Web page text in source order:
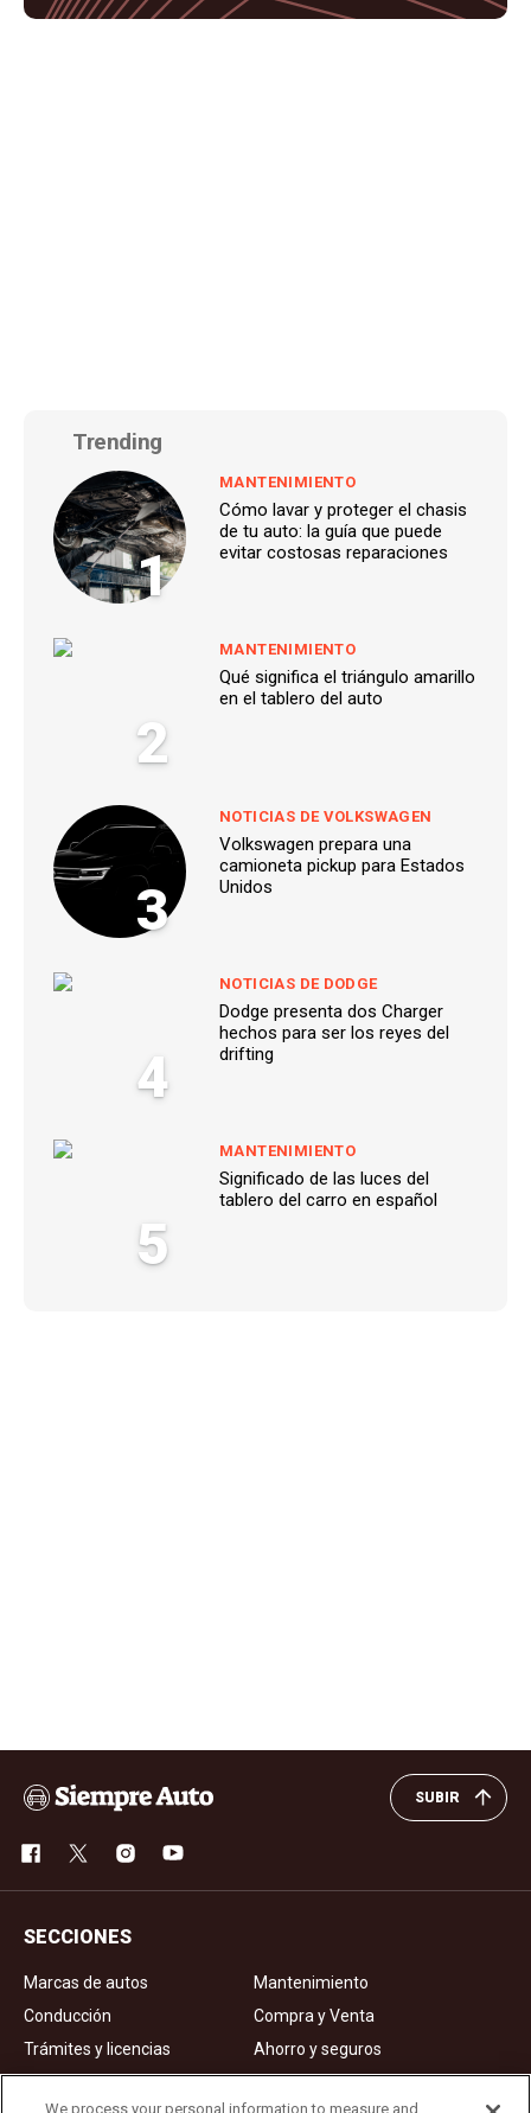
Trending
1
MANTENIMIENTO
Cómo lavar y proteger el chasis
de tu auto: la guía que puede
evitar costosas reparaciones
2
MANTENIMIENTO
Qué significa el triángulo amarillo
en el tablero del auto
3
NOTICIAS DE VOLKSWAGEN
Volkswagen prepara una
camioneta pickup para Estados
Unidos
4
NOTICIAS DE DODGE
Dodge presenta dos Charger
hechos para ser los reyes del
drifting
5
MANTENIMIENTO
Significado de las luces del
tablero del carro en español
SUBIR
SECCIONES
Marcas de autos
Mantenimiento
Conducción
Compra y Venta
Trámites y licencias
Ahorro y seguros
Noticias
Videos de autos
We process your personal information to measure and